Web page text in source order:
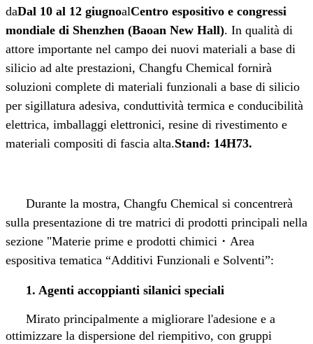
daDal 10 al 12 giugnoalCentro espositivo e congressi
mondiale di Shenzhen (Baoan New Hall). In qualità di
attore importante nel campo dei nuovi materiali a base di
silicio ad alte prestazioni, Changfu Chemical fornirà
soluzioni complete di materiali funzionali a base di silicio
per sigillatura adesiva, conduttività termica e conducibilità
elettrica, imballaggi elettronici, resine di rivestimento e
materiali compositi di fascia alta.Stand: 14H73.
Durante la mostra, Changfu Chemical si concentrerà
sulla presentazione di tre matrici di prodotti principali nella
sezione "Materie prime e prodotti chimici ・ Area
espositiva tematica “Additivi Funzionali e Solventi”:
1. Agenti accoppianti silanici speciali
Mirato principalmente a migliorare l'adesione e a
ottimizzare la dispersione del riempitivo, con gruppi